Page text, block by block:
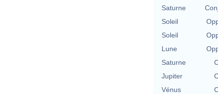
Saturne
Soleil
Soleil
Lune
Saturne
Jupiter
Vénus